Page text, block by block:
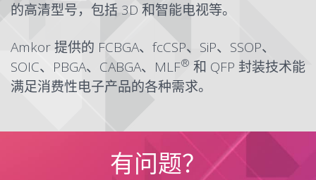
的高清型号，包括 3D 和智能电视等。
Amkor 提供的 FCBGA、 fcCSP、 SiP、 SSOP、
SOIC、 PBGA、 CABGA、 MLF® 和 QFP 封装技术能
满足消费性电子产品的各种需求。
有问题？